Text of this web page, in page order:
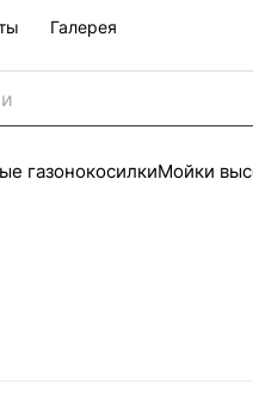
Галерея
газонокосилкиМойки